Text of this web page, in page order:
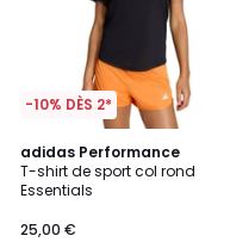
-10% DÈS 2*
adidas Performance
T-shirt de sport col rond
Essentials
25,00 €
4,7
/ 5